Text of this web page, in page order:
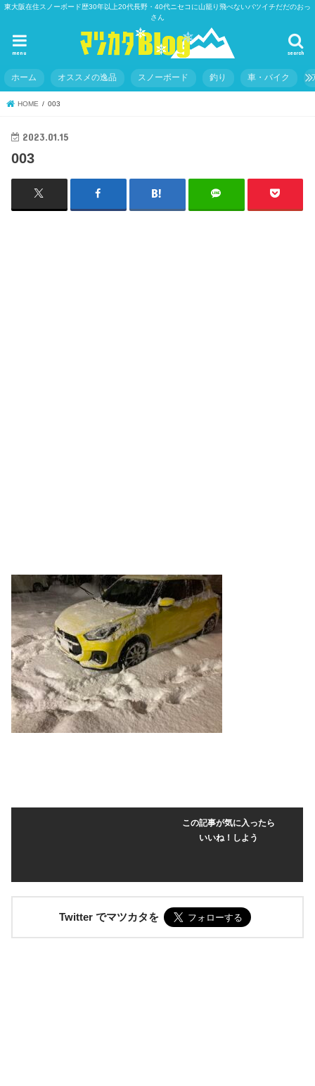
東大阪在住スノーボード歴30年以上20代長野・40代ニセコに山籠り飛べないバツイチだだのおっ
さん
search
menu
ホーム オススメの逸品 スノーボード 釣り 車・バイク
HOME 003
2023.01.15
003
この記事が気に入ったら
いいね！しよう
Twitter でマツカタを